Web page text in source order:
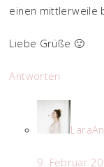
einen mittlerweile
Liebe Grüße 🙂
Antworten
9. Februar